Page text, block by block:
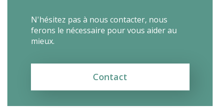
Tests d’aptitudes
N'hésitez pas à nous contacter, nous
ferons le nécessaire pour vous aider au
mieux.
Contact